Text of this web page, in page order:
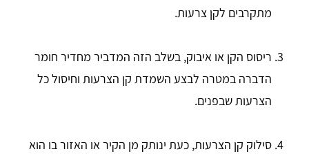
מתקרבים לקן צרעות.
ריסוס הקן או איבוק, בשלב הזה המדביר מחדיר חומר
הדברה במטרה לבצע השמדת קן הצרעות וחיסול כל
הצרעות שבפנים.
סילוק קן הצרעות, כעת ינותק מן הקיר או האזור בו הוא